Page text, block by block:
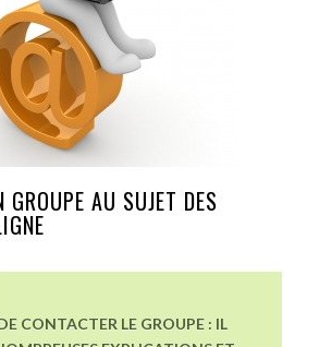
GROUPE AU SUJET DES
CONTACTER LE GROUPE : IL